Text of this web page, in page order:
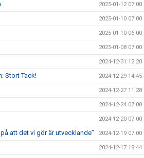
2025-01-12 07:00
2025-01-10 07:00
2025-01-10 06:00
2025-01-08 07:00
2024-12-31 12:20
Stort Tack! 2024-12-29 14:45
2024-12-27 11:28
2024-12-24 07:00
2024-12-20 07:00
att det vi gör är utvecklande” 2024-12-19 07:00
2024-12-17 18:44